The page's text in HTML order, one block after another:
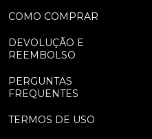
COMO COMPRAR
DEVOLUÇÃO E
REEMBOLSO
PERGUNTAS
FREQUENTES
TERMOS DE USO